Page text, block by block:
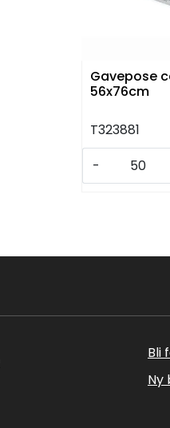
Gavepose
56x76cm
T323881
-
Bli
Ny